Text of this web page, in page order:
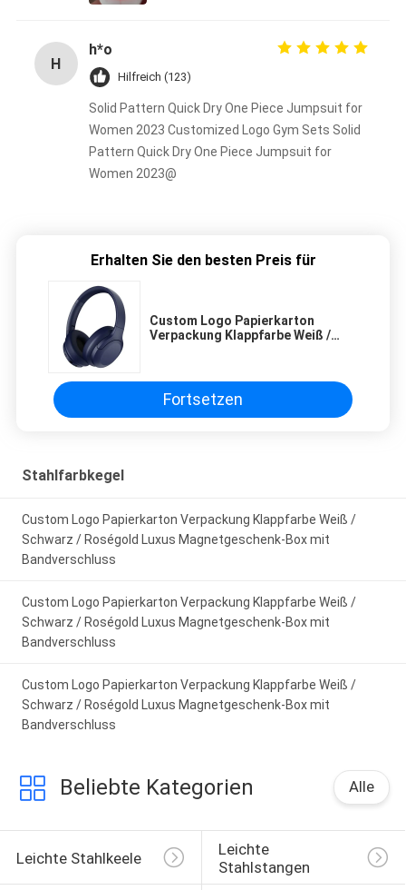
H
h*o
Hilfreich (123)
Solid Pattern Quick Dry One Piece Jumpsuit for
Women 2023 Customized Logo Gym Sets Solid
Pattern Quick Dry One Piece Jumpsuit for
Women 2023@
Erhalten Sie den besten Preis für
Custom Logo Papierkarton
Verpackung Klappfarbe Weiß /
Bandverschluss
Fortsetzen
Stahlfarbkegel
Custom Logo Papierkarton Verpackung Klappfarbe Weiß /
Schwarz / Roségold Luxus Magnetgeschenk-Box mit
Bandverschluss
Custom Logo Papierkarton Verpackung Klappfarbe Weiß /
Schwarz / Roségold Luxus Magnetgeschenk-Box mit
Bandverschluss
Custom Logo Papierkarton Verpackung Klappfarbe Weiß /
Schwarz / Roségold Luxus Magnetgeschenk-Box mit
Bandverschluss
Beliebte Kategorien Alle
Leichte Stahlkeele
Leichte
Stahlstangen